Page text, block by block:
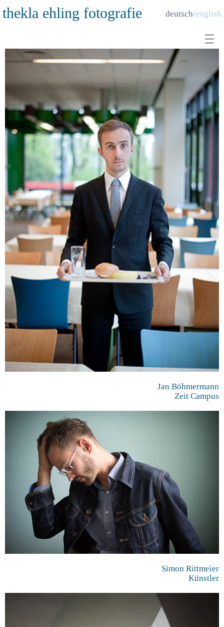
thekla ehling fotografie deutsch english
Jan Böhmermann
Zeit Campus
Simon Rittmeier
Künstler